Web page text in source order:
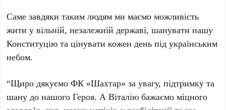
Саме завдяки таким людям ми маємо можливість
жити у вільній, незалежній державі, шанувати нашу
Конституцію та цінувати кожен день під українським
небом.
“Щиро дякуємо ФК «Шахтар» за увагу, підтримку та
шану до нашого Героя. А Віталію бажаємо міцного